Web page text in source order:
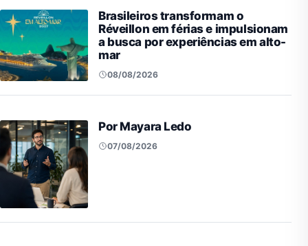
Brasileiros transformam o
Réveillon em férias e impulsionam
a busca por experiências em alto-
mar
08/08/2026
Por Mayara Ledo
07/08/2026